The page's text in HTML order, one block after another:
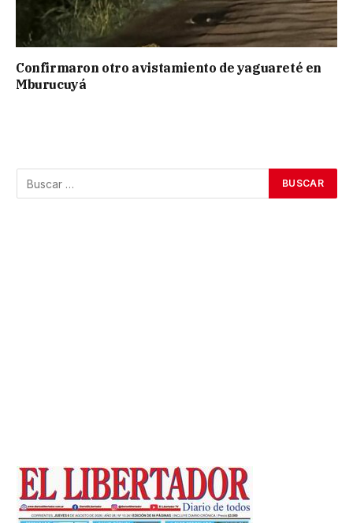
Confirmaron otro avistamiento de yaguareté en
Mburucuyá